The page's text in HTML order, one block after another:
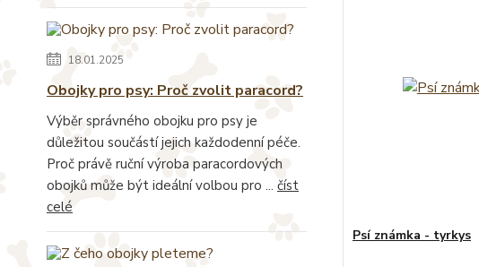
18.01.2025
Obojky pro psy: Proč zvolit paracord?
Výběr správného obojku pro psy je
důležitou součástí jejich každodenní péče.
Proč právě ruční výroba paracordových
obojků může být ideální volbou pro ... číst
celé
Psí známka - tyrkys